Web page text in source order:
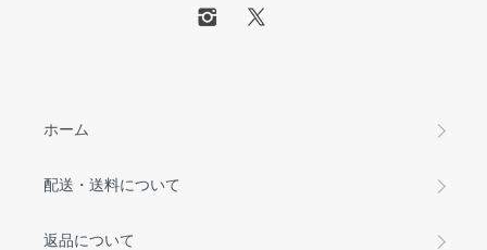
ホーム
配送・送料について
返品について